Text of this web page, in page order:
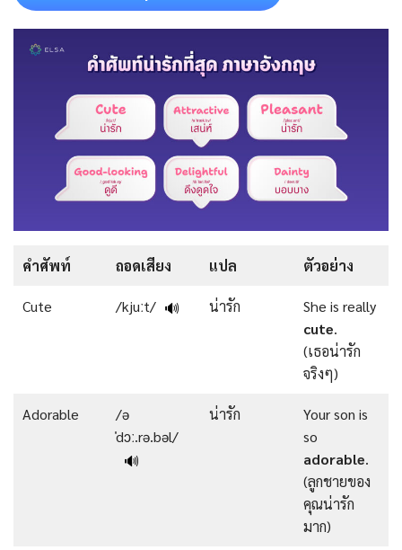
คำศัพท์ ถอดเสียง แปล ตัวอย่าง
Cute /kjuːt/ 🔊 น่ารัก
She is really
cute.
(เธอน่ารัก
จริงๆ)
Adorable
/ə
ˈdɔː.rə.bəl/
🔊
น่ารัก
Your son is
so
adorable.
(ลูกชายของ
คุณน่ารัก
มาก)